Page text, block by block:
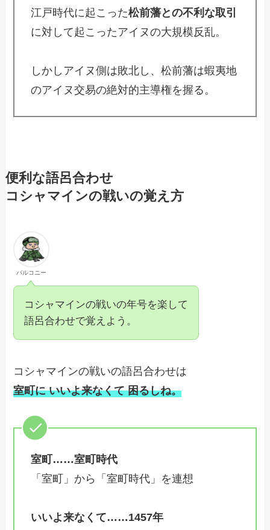
江戸時代に起こった松前藩との不利な取引
に対して起こったアイヌの大規模反乱。
しかしアイヌ側は敗北し、松前藩は蝦夷地
のアイヌ交易の絶対的主導権を握る。
便利な語呂合わせ
コシャマインの戦いの覚え方
バルコニー
コシャマインの戦いの年号を楽して
語呂合わせで覚えよう。
コシャマインの戦いの語呂合わせは
室町に いいよ来なくて 困るしね。
室町……室町時代
「室町」から「室町時代」を連想
いいよ来なくて……1457年